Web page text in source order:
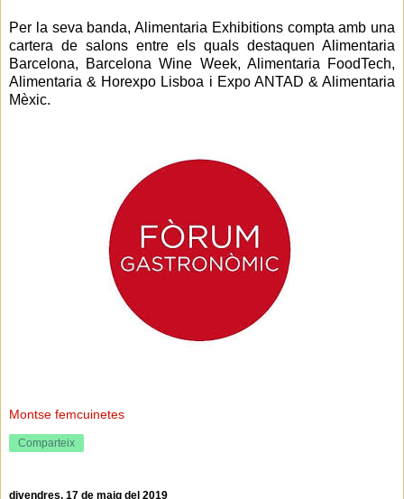
Per la seva banda, Alimentaria Exhibitions compta amb una
cartera de salons entre els quals destaquen Alimentaria
Barcelona, Barcelona Wine Week, Alimentaria FoodTech,
Alimentaria & Horexpo Lisboa i Expo ANTAD & Alimentaria
Mèxic.
Montse femcuinetes
Comparteix
divendres, 17 de maig del 2019